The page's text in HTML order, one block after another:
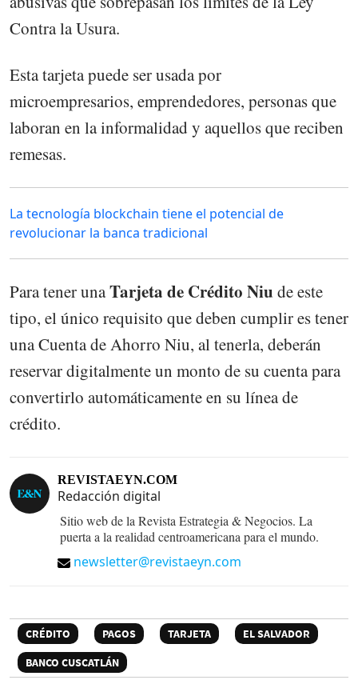
Contra la Usura.
Esta tarjeta puede ser usada por
microempresarios, emprendedores, personas que
laboran en la informalidad y aquellos que reciben
remesas.
La tecnología blockchain tiene el potencial de
revolucionar la banca tradicional
Para tener unaTarjeta de Crédito Niude este
tipo, el único requisito que deben cumplir es tener
una Cuenta de Ahorro Niu, al tenerla, deberán
reservar digitalmente un monto de su cuenta para
convertirlo automáticamente en su línea de
crédito.
REVISTAEYN.COM
Redacción digital
Sitio web de la Revista Estrategia & Negocios. La
puerta a la realidad centroamericana para el mundo.
newsletter@revistaeyn.com
CRÉDITO PAGOS TARJETA
EL SALVADOR
BANCO CUSCATLÁN